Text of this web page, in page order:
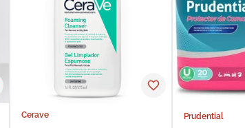
Cerave Prudential